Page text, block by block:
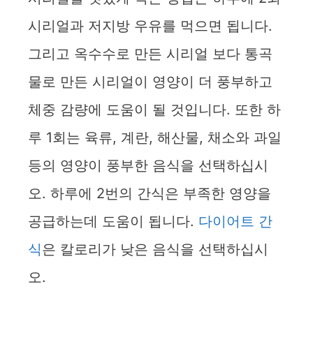
시리얼과 저지방 우유를 먹으면 됩니다.
그리고 옥수수로 만든 시리얼 보다 통곡
물로 만든 시리얼이 영양이 더 풍부하고
체중 감량에 도움이 될 것입니다. 또한 하
루 1회는 육류, 계란, 해산물, 채소와 과일
등의 영양이 풍부한 음식을 선택하십시
오. 하루에 2번의 간식은 부족한 영양을
공급하는데 도움이 됩니다. 다이어트 간
식은 칼로리가 낮은 음식을 선택하십시
오.